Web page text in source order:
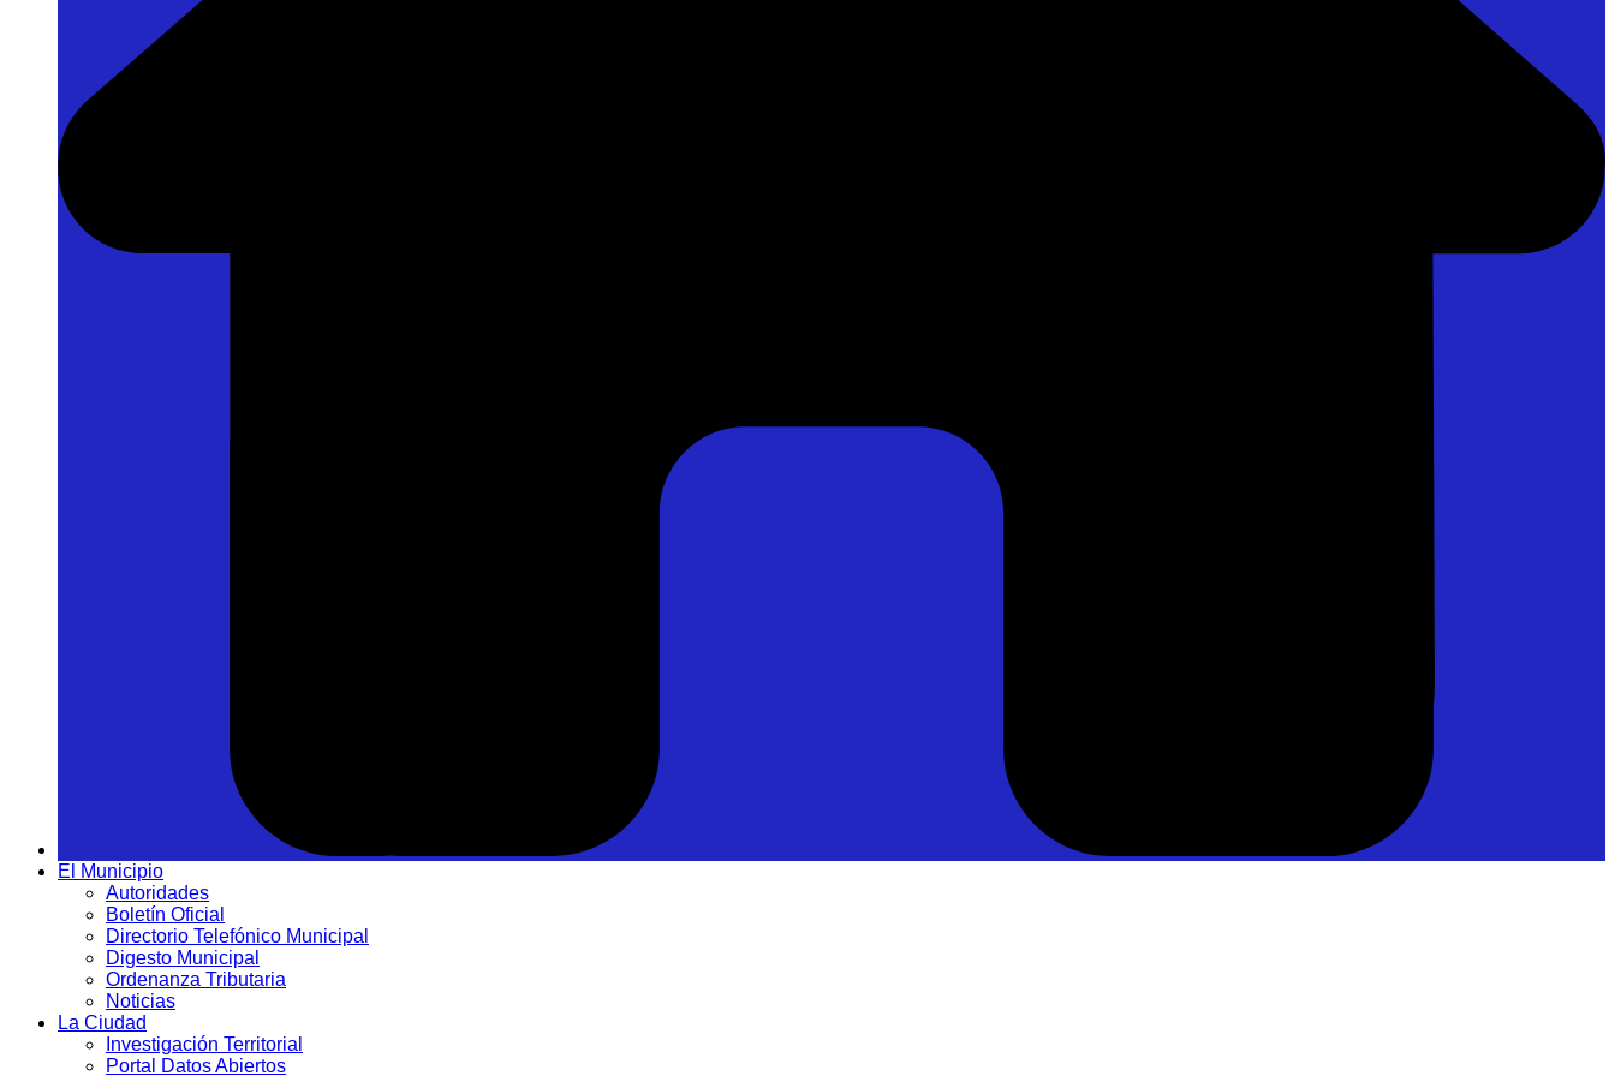
El Municipio
Autoridades
Boletín Oficial
Directorio Telefónico Municipal
Digesto Municipal
Ordenanza Tributaria
Noticias
La Ciudad
Investigación Territorial
Portal Datos Abiertos